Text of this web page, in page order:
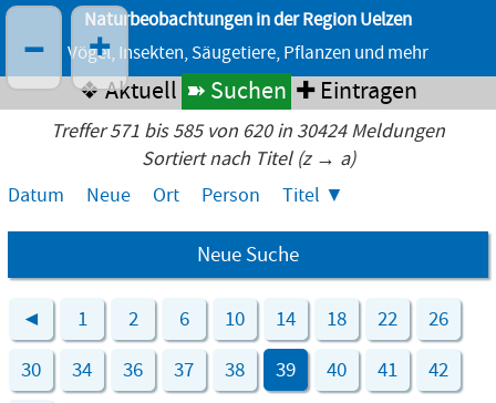
Naturbeobachtungen in der Region Uelzen
Vögel, Insekten, Säugetiere, Pflanzen und mehr
❖ Aktuell ➽ Suchen ✚ Eintragen
Treffer 571 bis 585 von 620 in 30424 Meldungen
Sortiert nach Titel (z → a)
Datum
Neue Ort Person Titel
Neue Suche
◄ 1 2 6 10 14 18 22 26
30 34 36 37 38 39 40 41 42
– +